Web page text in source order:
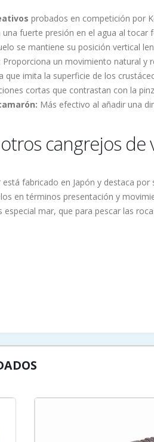
probados en competición por
una fuerte presión en el agua al
se mantiene su posición vertical
Proporciona un movimiento natural y
que imita la superficie de los
cortas que contrastan con la
Más efectivo al añadir una
cangrejos de
fabricado en Japón y destaca
en términos presentación y
mar, que para pescar las